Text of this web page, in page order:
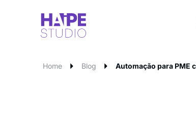
Home Blog Automação para PME